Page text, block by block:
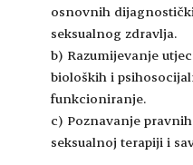
osnovnih
seksualnog zdravlja.
b) Razumijevanje
bioloških i
funkcioniranje.
c) Poznavanje
seksualnoj terapiji i